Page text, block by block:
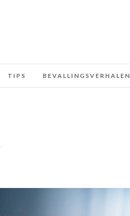
TIPS BEVALLINGSVERHALEN